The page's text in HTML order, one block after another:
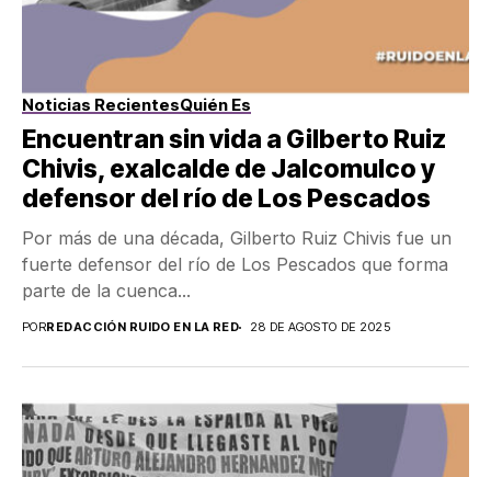
Noticias RecientesQuién Es
Encuentran sin vida a Gilberto Ruiz
Chivis, exalcalde de Jalcomulco y
defensor del río de Los Pescados
Por más de una década, Gilberto Ruiz Chivis fue un
fuerte defensor del río de Los Pescados que forma
parte de la cuenca...
PORREDACCIÓN RUIDO EN LA RED 28 DE AGOSTO DE 2025